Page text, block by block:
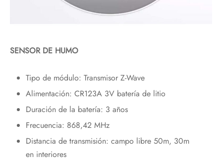
SENSOR DE HUMO
Tipo de módulo: Transmisor Z-Wave
Alimentación: CR123A 3V batería de litio
Duración de la batería: 3 años
Frecuencia: 868,42 MHz
Distancia de transmisión: campo libre 50m, 30m
en interiores